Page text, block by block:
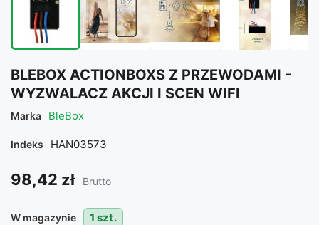
BLEBOX ACTIONBOXS Z PRZEWODAMI -
WYZWALACZ AKCJI I SCEN WIFI
Marka BleBox
Indeks HAN03573
98,42 zł Brutto
W magazynie
1 szt.